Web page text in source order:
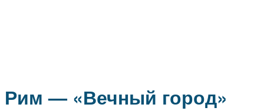
Рим — «Вечный город»